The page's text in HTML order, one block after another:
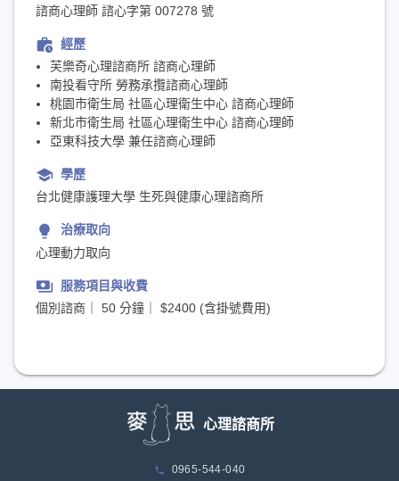
諮商心理師 諮心字第 007278 號
work_history 經歷
芙樂奇心理諮商所 諮商心理師
南投看守所 勞務承攬諮商心理師
桃園市衛生局 社區心理衛生中心 諮商心理師
新北市衛生局 社區心理衛生中心 諮商心理師
亞東科技大學 兼任諮商心理師
school 學歷
台北健康護理大學 生死與健康心理諮商所
lightbulb
治療取向
心理動力取向
payments 服務項目與收費
個別諮商｜ 50 分鐘｜ $2400 (含掛號費用)
心理諮商所
phone 0965-544-040